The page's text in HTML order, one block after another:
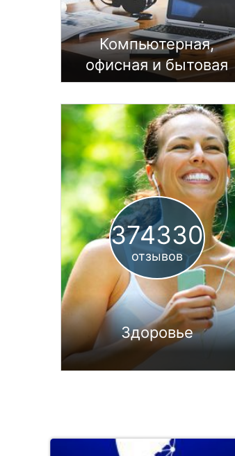
Ивано-Франковск
Ужгород
Утепление фасадов Солнечные панели
Компьютерная,
офисная и бытовая
техника
374330
отзывов
Здоровье